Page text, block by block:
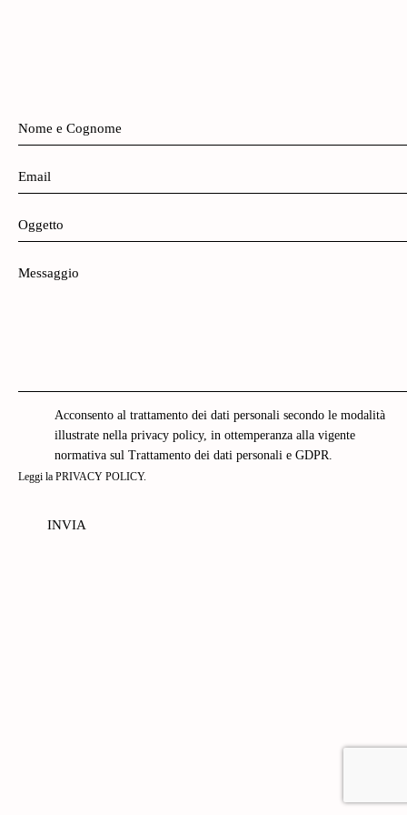
Acconsento al trattamento dei dati personali secondo le modalità
illustrate nella privacy policy, in ottemperanza alla vigente
normativa sul Trattamento dei dati personali e GDPR.
Leggi la PRIVACY POLICY.